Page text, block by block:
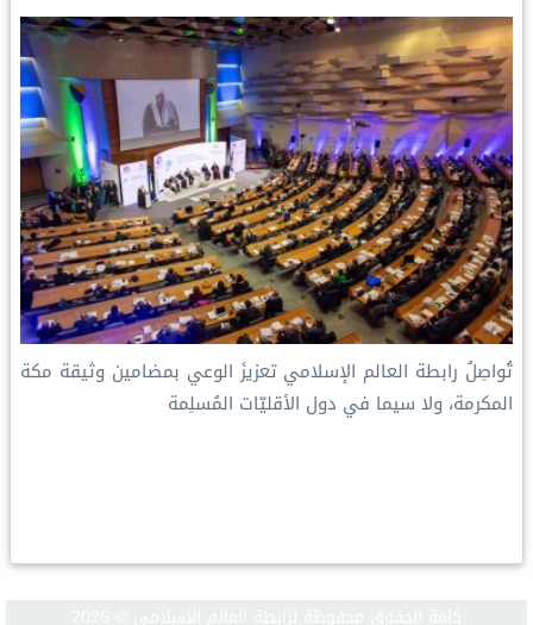
تُواصِلُ ⁧‫رابطة العالم الإسلامي‬⁩ تعزيزَ الوعي بمضامين وثيقة مكة
المكرمة، ولا سيما في دول الأقليّات المُسلِمة